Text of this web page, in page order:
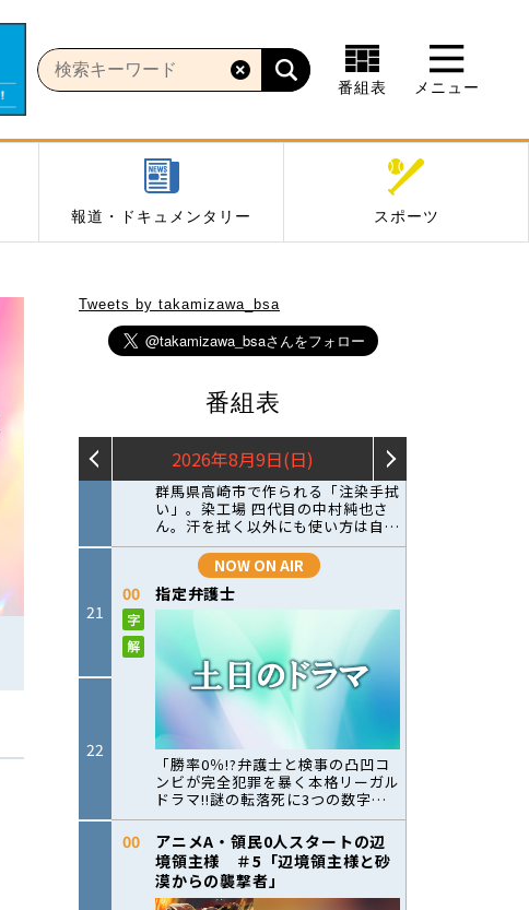
番組表 メニュー
報道・ドキュメンタリー スポーツ
Tweets by takamizawa_bsa
番組表